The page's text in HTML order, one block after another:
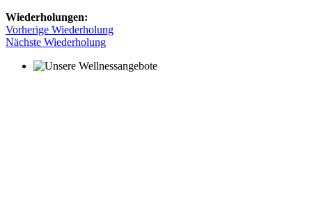
Wiederholungen:
Vorherige Wiederholung
Nächste Wiederholung